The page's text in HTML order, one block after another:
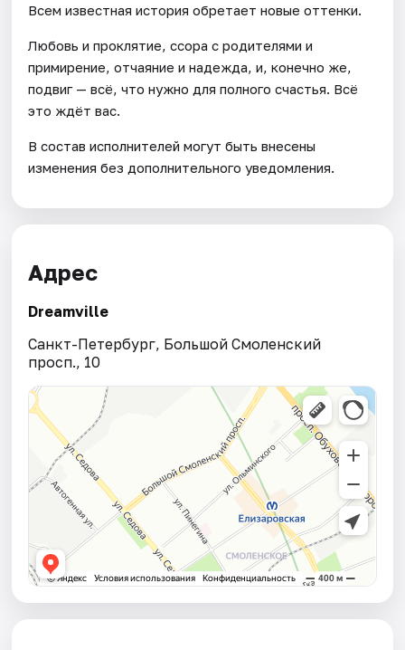
Всем известная история обретает новые оттенки.
Любовь и проклятие, ссора с родителями и
примирение, отчаяние и надежда, и, конечно же,
подвиг — всё, что нужно для полного счастья. Всё
это ждёт вас.
В состав исполнителей могут быть внесены
изменения без дополнительного уведомления.
Адрес
Dreamville
Санкт-Петербург, Большой Смоленский
просп., 10